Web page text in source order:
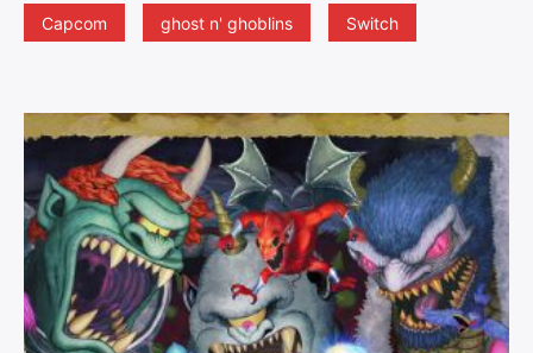
Capcom ghost n' ghoblins Switch